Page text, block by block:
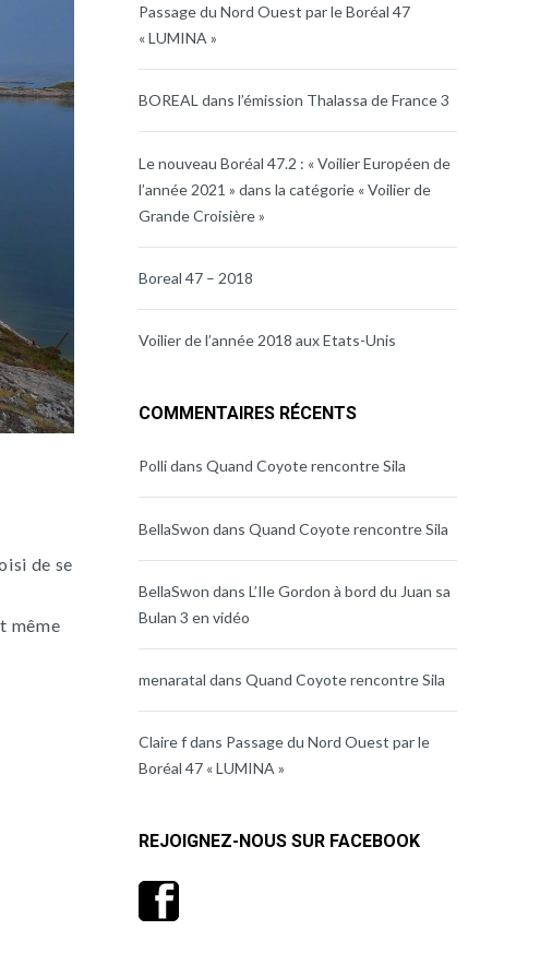
de se
même
Passage du Nord Ouest par le Boréal 47
« LUMINA »
BOREAL dans l’émission Thalassa de France 3
Le nouveau Boréal 47.2 : « Voilier Européen de
l’année 2021 » dans la catégorie « Voilier de
Grande Croisière »
Boreal 47 – 2018
Voilier de l’année 2018 aux Etats-Unis
COMMENTAIRES RÉCENTS
Pollidans Quand Coyote rencontre Sila
BellaSwon dans Quand Coyote rencontre Sila
BellaSwon dans L’Ile Gordon à bord du Juan sa
Bulan 3 en vidéo
menaratal dans Quand Coyote rencontre Sila
Claire fdans Passage du Nord Ouest par le
Boréal 47 « LUMINA »
REJOIGNEZ-NOUS SUR FACEBOOK